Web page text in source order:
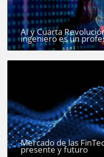
AI y Cuarta
ingeniero es un
Mercado de las
presente y futuro